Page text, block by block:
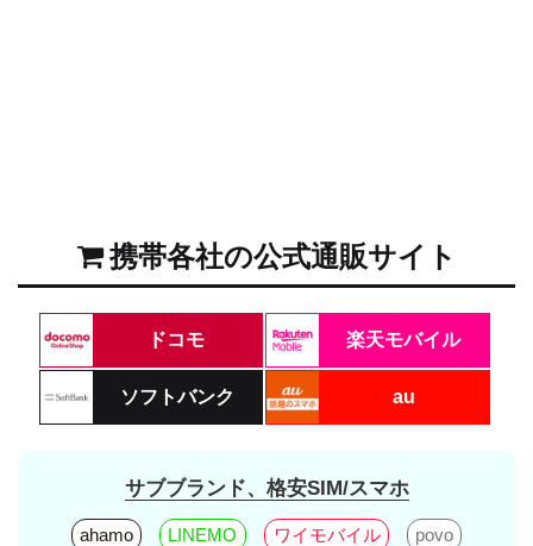
携帯各社の公式通販サイト
ドコモ 楽天モバイル
ソフトバンク au
サブブランド、格安SIM/スマホ
ahamo LINEMO ワイモバイル povo